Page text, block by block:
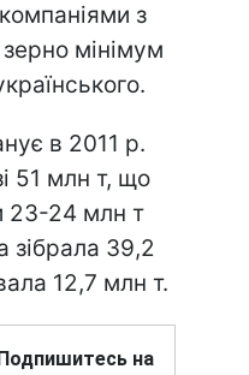
з
мінімум
в 2011 р.
51 млн т, що
23-24 млн т
зібрала 39,2
12,7 млн т.
на